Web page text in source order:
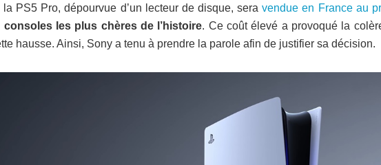
PS5 Pro, dépourvue d’un lecteur de disque, seravendue en France au
consoles les plus chères de l’histoire. Ce coût élevé a provoqué la
hausse. Ainsi, Sony a tenu à prendre la parole afin de justifier sa décision.